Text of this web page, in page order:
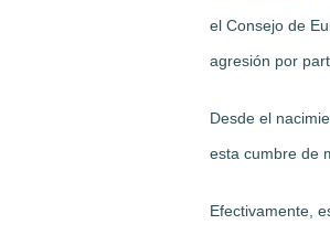
el Consejo de
agresión por
Desde el
esta cumbre de
Efectivamente,